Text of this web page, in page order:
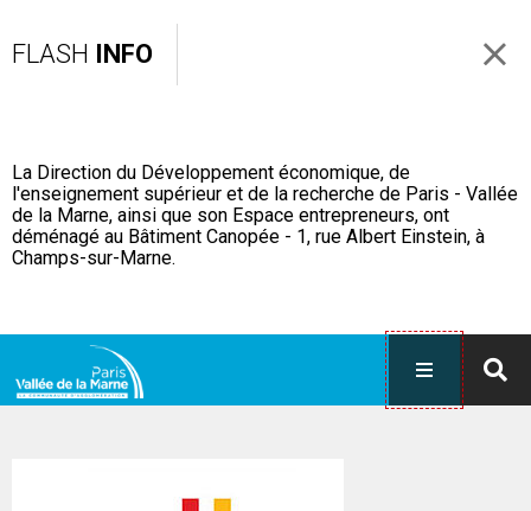
FLASH INFO
La Direction du Développement économique, de
l'enseignement supérieur et de la recherche de Paris - Vallée
de la Marne, ainsi que son Espace entrepreneurs, ont
déménagé au Bâtiment Canopée - 1, rue Albert Einstein, à
Champs-sur-Marne.